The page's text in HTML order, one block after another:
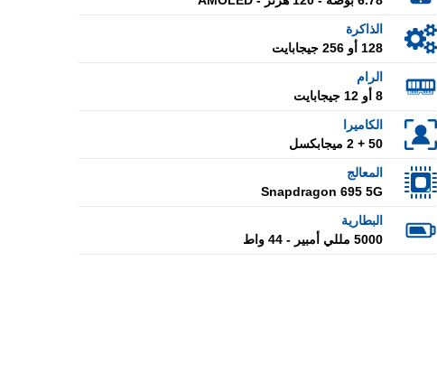
الذاكرة
128 أو 256 جيجابايت
الرام
8 أو 12 جيجابايت
الكاميرا
50 + 2 ميجابكسل
المعالج
Snapdragon 695 5G
البطارية
5000 مللي أمبير - 44 واط